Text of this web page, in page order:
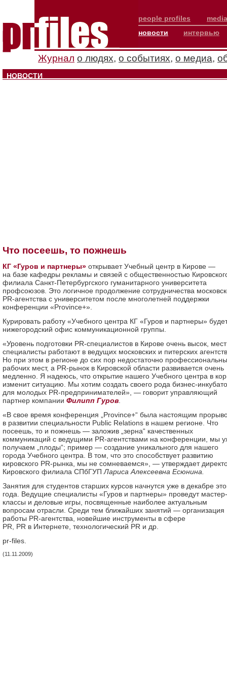
people profiles
новости
интервью
Журнал о людях, о событиях, о медиа,
НОВОСТИ
Что посеешь, то пожнешь
КГ «Гуров и партнеры» открывает Учебный центр в Кирове —
на базе кафедры рекламы и связей с общественностью
филиала Санкт-Петербургского гуманитарного университета
профсоюзов. Это логичное продолжение сотрудничества
PR-агентства с университетом после многолетней поддержки
конференции «Province+».
Курировать работу «Учебного центра КГ «Гуров и партнеры»
нижегородский офис коммуникационной группы.
«Уровень подготовки PR-специалистов в Кирове очень высок,
специалисты работают в ведущих московских и питерских
Но при этом в регионе до сих пор недостаточно
рабочих мест, а PR-рынок в Кировской области развивается очень
медленно. Я надеюсь, что открытие нашего Учебного центра в
изменит ситуацию. Мы хотим создать своего рода бизнес-
для молодых PR-предпринимателей», — говорит управляющий
партнер компании Филипп Гуров
«В свое время конференция „Province+“ была настоящим
в развитии специальности Public Relations в нашем регионе. Что
посеешь, то и пожнешь — заложив „зерна“ качественных
коммуникаций с ведущими PR-агентствами на конференции, мы
получаем „плоды“; пример — создание уникального для нашего
города Учебного центра. В том, что это способствует развитию
кировского PR-рынка, мы не сомневаемся», — утверждает
Кировского филиала СПбГУП Лариса Алексеевна Есюнина.
Занятия для студентов старших курсов начнутся уже в декабре
года. Ведущие специалисты «Гуров и партнеры» проведут мастер-
классы и деловые игры, посвященные наиболее актуальным
вопросам отрасли. Среди тем ближайших занятий — организация
работы PR-агентства, новейшие инструменты в сфере
PR, PR в Интернете, технологический PR и др.
pr-files.
(11.11.2009)